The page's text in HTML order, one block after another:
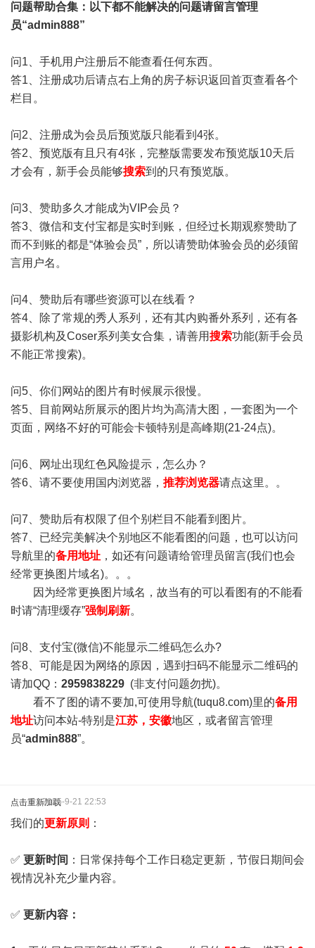
问题帮助合集 ：以下都不能解决的问题请留言管理
员“admin888”
问1、手机用户注册后不能查看任何东西。
答1、注册成功后请点右上角的房子标识返回首页查看各个
栏目。
问2、注册成为会员后预览版只能看到4张。
答2、预览版有且只有4张，完整版需要发布预览版10天后
才会有，新手会员能够搜索到的只有预览版。
问3、赞助多久才能成为VIP会员？
答3、微信和支付宝都是实时到账，但经过长期观察赞助了
而不到账的都是“体验会员”，所以请赞助体验会员的必须留
言用户名。
问4、赞助后有哪些资源可以在线看？
答4、除了常规的秀人系列，还有其内购番外系列，还有各
摄影机构及Coser系列美女合集，请善用搜索功能(新手会员
不能正常搜索)。
问5、你们网站的图片有时候展示很慢。
答5、目前网站所展示的图片均为高清大图，一套图为一个
页面，网络不好的可能会卡顿特别是高峰期(21-24点)。
问6、网址出现红色风险提示，怎么办？
答6、请不要使用国内浏览器， 推荐浏览器请点这里。。
问7、赞助后有权限了但个别栏目不能看到图片。
答7、已经完美解决个别地区不能看图的问题，也可以访问
导航里的备用地址 ，如还有问题请给管理员留言(我们也会
经常更换图片域名)。。。
因为经常更换图片域名，故当有的可以看图有的不能看
时请“清理缓存”强制刷新。
问8、支付宝(微信)不能显示二维码怎么办?
答8、可能是因为网络的原因，遇到扫码不能显示二维码的
请加QQ： 2959838229 (非支付问题勿扰)。
看不了图的请不要加,可使用导航(tuqu8.com)里的备用
地址访问本站-特别是江苏，安徽地区，或者留言管理
员“admin888”。
点击重新加载2025-9-21 22:53
我们的更新原则 ：
✅ 更新时间 ：日常保持每个工作日稳定更新，节假日期间会
视情况补充少量内容。
✅ 更新内容：